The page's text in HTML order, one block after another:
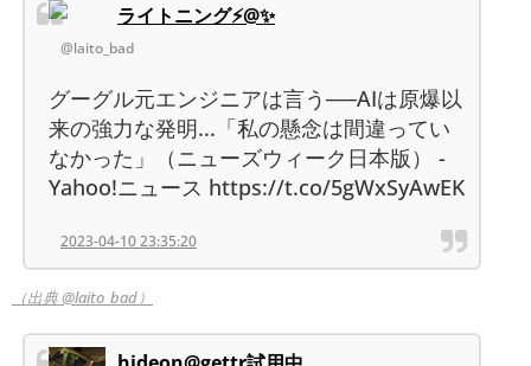
ライトニング⚡️@✨
@laito_bad
グーグル元エンジニアは言う──AIは原爆以
来の強力な発明...「私の懸念は間違ってい
なかった」（ニューズウィーク日本版） -
Yahoo!ニュース https://t.co/5gWxSyAwEK
2023-04-10 23:35:20
（出典 @laito_bad）